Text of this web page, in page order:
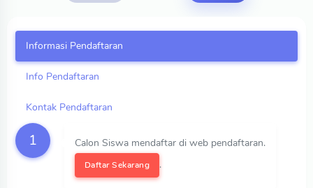
Informasi Pendaftaran
Info Pendaftaran
Kontak Pendaftaran
1 Calon Siswa mendaftar di web pendaftaran.
Daftar Sekarang .